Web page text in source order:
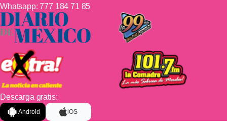
Whatsapp:777 184 71 85
Descarga gratis:
Android iOS